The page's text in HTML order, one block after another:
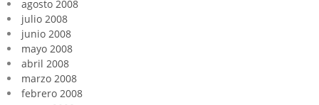
agosto 2008
julio 2008
junio 2008
mayo 2008
abril 2008
marzo 2008
febrero 2008